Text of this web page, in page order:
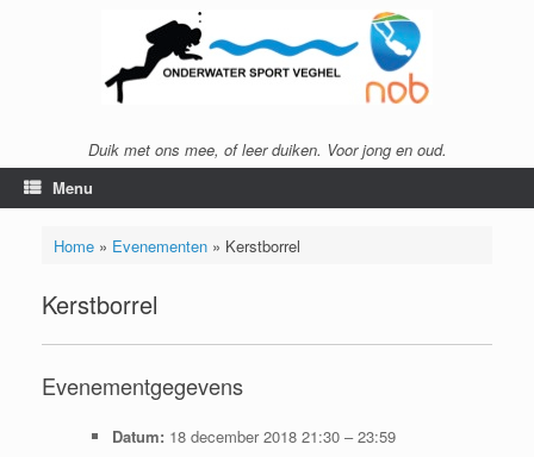
Duik met ons mee, of leer duiken. Voor jong en oud.
Menu
Home» Evenementen» Kerstborrel
Kerstborrel
Evenementgegevens
Datum: 18 december 2018 21:30–23:59